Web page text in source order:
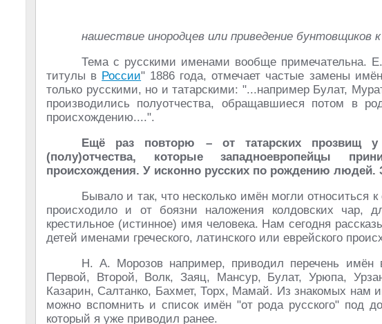
нашествие инородцев или приведение бунтовщиков
Тема с русскими именами вообще примечательна.
титулы в России" 1886 года, отмечает частые замены
только русскими, но и татарскими: "...например Булат,
производились полуотчества, обращавшиеся потом в
происхождению....".
Ещё раз повторю – от татарских прозвищ у
(полу)отчества, которые западноевропейцы
происхождения. У исконно русских по рождению людей.
Бывало и так, что несколько имён могли относиться
происходило и от боязни наложения колдовских чар,
крестильное (истинное) имя человека. Нам сегодня
детей именами греческого, латинского или еврейского
Н. А. Морозов например, приводил перечень имён
Первой, Второй, Волк, Заяц, Мансур, Булат, Урюпа,
Казарин, Салтанко, Бахмет, Торх, Мамай. Из знакомых нам
можно вспомнить и список имён "от рода русского" под
который я уже приводил ранее.